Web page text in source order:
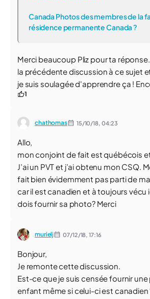
Canada Photos des membres de la
résidence permanente Canada ?
Merci beaucoup Pliz pour ta
la précédente discussion à ce sujet
je suis soulagée d'apprendre ça !
1
chathomas 15/10/18, 04:23
Allo,
mon conjoint de fait est québécois
J’ai un PVT et j’ai obtenu mon CSQ.
fait bien évidemment pas parti de
car il est canadien et à toujours vécu
dois fournir sa photo? Merci
murielj 07/12/18,17:16
Bonjour,
Je remonte cette discussion.
Est-ce que je suis censée fournir
enfant même si celui-ci est canadien